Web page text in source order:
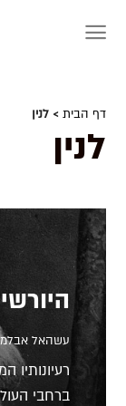
דף הבית > לנין
לנין
עשהאל
רעיונותיו
ברחבי